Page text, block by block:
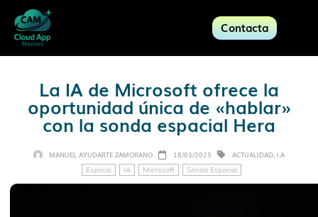
Contacta
La IA de Microsoft ofrece la
oportunidad única de «hablar»
con la sonda espacial Hera
MANUEL AYUDARTE ZAMORANO 18/03/2025 ACTUALIDAD, I.A
Espacio IA Microsoft Sonda Espacial